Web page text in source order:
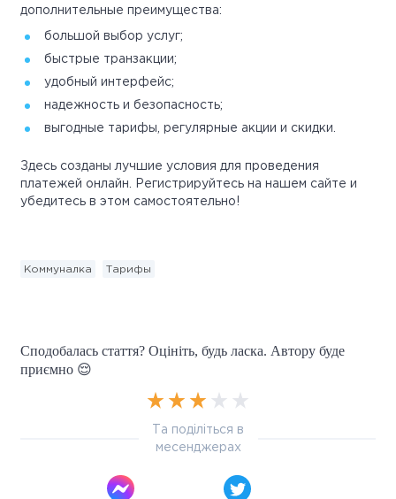
дополнительные преимущества:
большой выбор услуг;
быстрые транзакции;
удобный интерфейс;
надежность и безопасность;
выгодные тарифы, регулярные акции и скидки.
Здесь созданы лучшие условия для проведения
платежей онлайн. Регистрируйтесь на нашем сайте и
убедитесь в этом самостоятельно!
Коммуналка Тарифы
Сподобалась стаття? Оцініть, будь ласка. Автору буде
приємно 😌
Та поділіться в
месенджерах